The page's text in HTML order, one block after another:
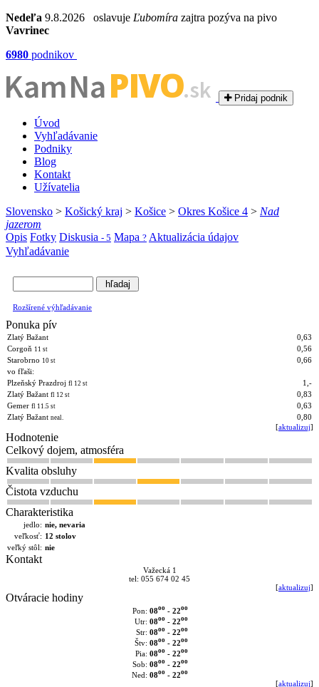
Nedeľa 9.8.2026 oslavuje Ľubomíra zajtra pozýva na pivo
Vavrinec
6980 podnikov
Kam NaPIVO.sk Pridaj podnik
Úvod
Vyhľadávanie
Podniky
Blog
Kontakt
Užívatelia
Slovensko > Košický kraj > Košice > Okres Košice 4 > Nad
jazerom
Opis Fotky Diskusia - 5 Mapa ? Aktualizácia údajov
Vyhľadávanie
Rozšírené výhľadávanie
Ponuka pív
Zlatý Bažant
0,63
Corgoň 11 st
0,56
Starobrno 10 st
0,66
vo fľaši:
Plzeňský Prazdroj fl 12 st
1,-
Zlatý Bažant fl 12 st
0,83
Gemer fl 11.5 st
0,63
Zlatý Bažant neal.
0,80
[aktualizuj]
Hodnotenie
Celkový dojem, atmosféra
Kvalita obsluhy
Čistota vzduchu
Charakteristika
jedlo: nie, nevaria
veľkosť: 12 stolov
veľký stôl: nie
Kontakt
Važecká 1
tel: 055 674 02 45
[aktualizuj]
Otváracie hodiny
Pon: 08oo- 22oo
Utr: 08oo- 22oo
Str: 08oo- 22oo
Štv: 08oo- 22oo
Pia: 08oo- 22oo
Sob: 08oo- 22oo
Ned: 08oo- 22oo
[aktualizuj]